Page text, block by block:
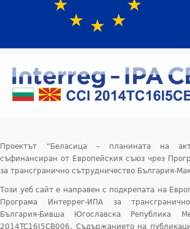
Проектът “Беласица – планината на
съфинансиран от Европейския съюз чрез
за трансгранично сътрудничество България-
Този уеб сайт е направен с подкрепата на
Програма Интеррег-ИПА за
България-Бивша Югославска Република
2014TC16I5CB006. Съдържанието на